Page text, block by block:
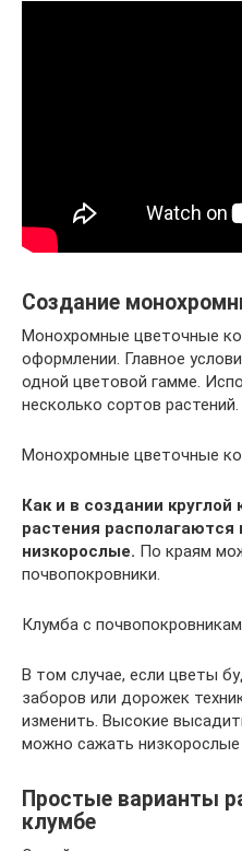
Создание
Монохромные цветочные
оформлении. Главное
одной цветовой гамме.
несколько сортов растений.
Монохромные цветочные
Как и в создании
растения располагаются
низкорослые. По краям
почвопокровники.
Клумба с
В том случае, если цветы
заборов или дорожек
изменить. Высокие
можно сажать низкорослые
Простые варианты
клумбе